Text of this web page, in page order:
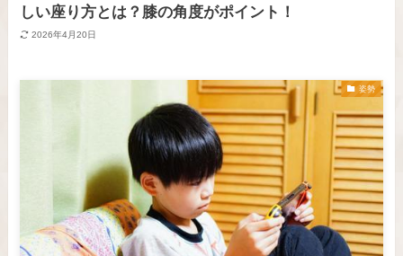
しい座り方とは？膝の角度がポイント！
2026年4月20日
姿勢